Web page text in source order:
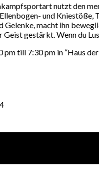
nutzt den
und
macht ihn
Geist gestärkt. Wenn du
till 7:30 pm in “Haus